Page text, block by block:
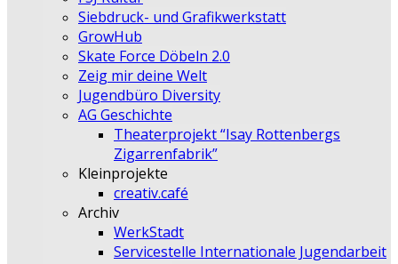
Siebdruck- und Grafikwerkstatt
GrowHub
Skate Force Döbeln 2.0
Zeig mir deine Welt
Jugendbüro Diversity
AG Geschichte
Theaterprojekt “Isay Rottenbergs
Zigarrenfabrik”
Kleinprojekte
creativ.café
Archiv
WerkStadt
Servicestelle Internationale Jugendarbeit